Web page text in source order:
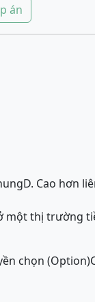
án
D. Cao hơn
một thị trường
chọn (Option)